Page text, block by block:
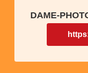
DAME-